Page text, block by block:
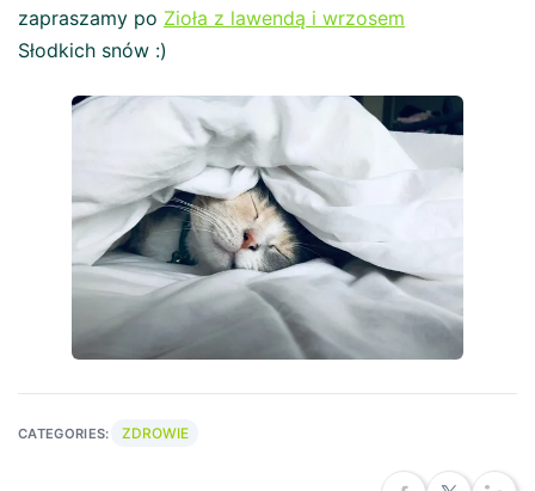
zapraszamy po Zioła z lawendą i wrzosem
Słodkich snów :)
CATEGORIES: ZDROWIE